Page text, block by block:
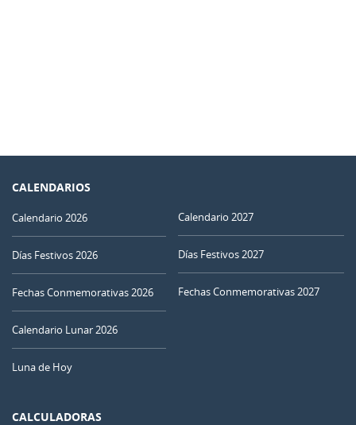
CALENDARIOS
Calendario 2026
Días Festivos 2026
Fechas Conmemorativas 2026
Calendario Lunar 2026
Luna de Hoy
Calendario 2027
Días Festivos 2027
Fechas Conmemorativas 2027
CALCULADORAS